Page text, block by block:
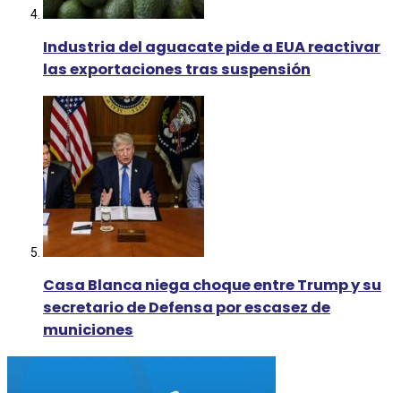
Industria del aguacate pide a EUA reactivar
las exportaciones tras suspensión
Casa Blanca niega choque entre Trump y su
secretario de Defensa por escasez de
municiones